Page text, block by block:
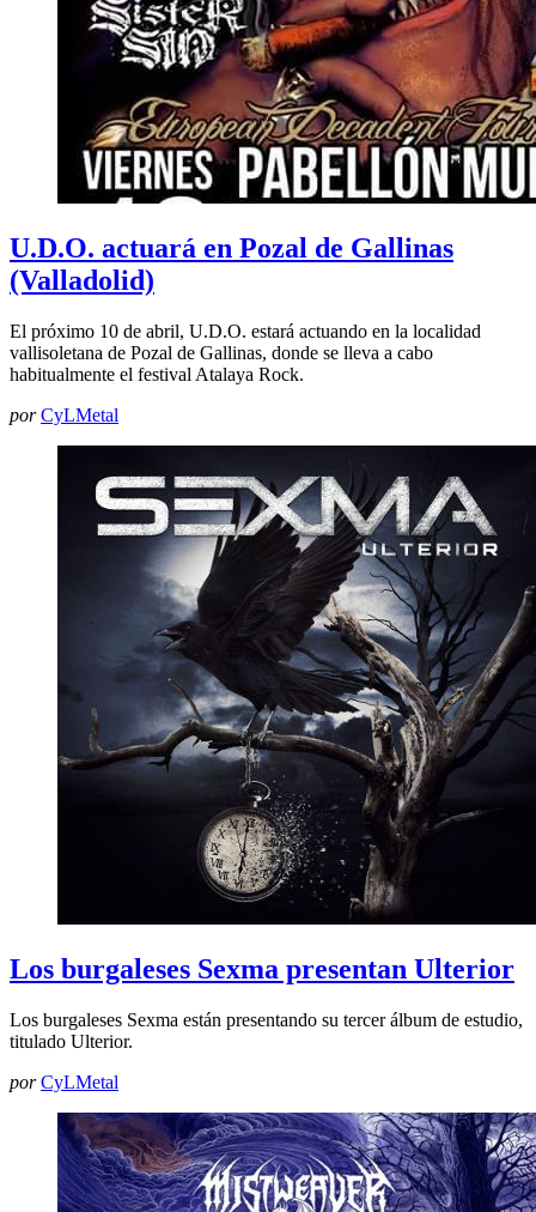
U.D.O. actuará en Pozal de Gallinas
(Valladolid)
El próximo 10 de abril, U.D.O. estará actuando en la localidad
vallisoletana de Pozal de Gallinas, donde se lleva a cabo
habitualmente el festival Atalaya Rock.
por CyLMetal
Los burgaleses Sexma presentan Ulterior
Los burgaleses Sexma están presentando su tercer álbum de estudio,
titulado Ulterior.
por CyLMetal